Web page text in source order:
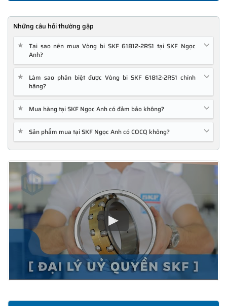
Những câu hỏi thường gặp
★
Tại sao nên mua Vòng bi SKF 61812-2RS1 tại SKF Ngọc
Anh?
★
Làm sao phân biệt được Vòng bi SKF 61812-2RS1 chính
hãng?
★ Mua hàng tại SKF Ngọc Anh có đảm bảo không?
★ Sản phẩm mua tại SKF Ngọc Anh có COCQ không?